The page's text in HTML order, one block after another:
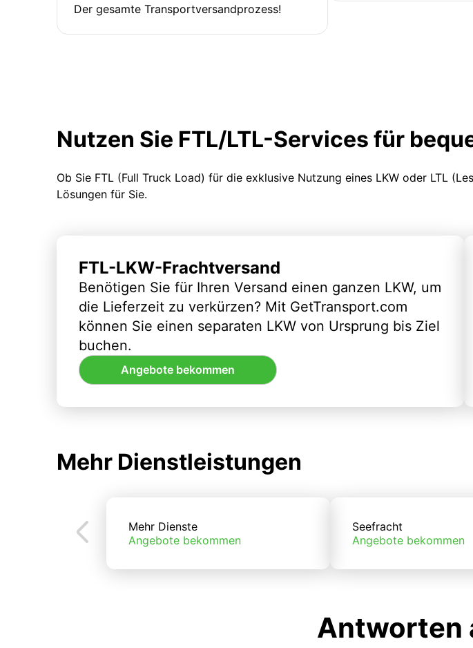
Der gesamte Transportversandprozess!
Nutzen Sie FTL/LTL-Services für
Ob Sie FTL (Full Truck Load) für die exklusive Nutzung eines LKW oder LTL
Lösungen für Sie.
FTL-LKW-Frachtversand
Benötigen Sie für Ihren Versand einen ganzen LKW, um
die Lieferzeit zu verkürzen? Mit GetTransport.com
können Sie einen separaten LKW von Ursprung bis Ziel
buchen.
Angebote bekommen
Mehr Dienstleistungen
Mehr Dienste
Angebote bekommen
Seefracht
Angebote bekommen
Antworten